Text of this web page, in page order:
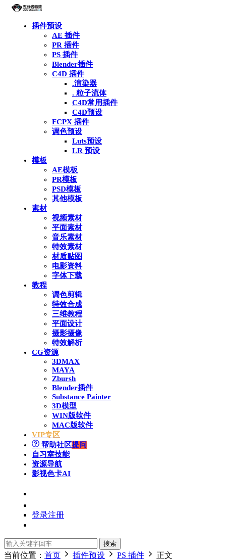
插件预设
AE 插件
PR 插件
PS 插件
Blender插件
C4D 插件
.渲染器
. 粒子流体
C4D常用插件
C4D预设
FCPX 插件
调色预设
Luts预设
LR 预设
模板
AE模板
PR模板
PSD模板
其他模板
素材
视频素材
平面素材
音乐素材
特效素材
材质贴图
电影资料
字体下载
教程
调色剪辑
特效合成
三维教程
平面设计
摄影摄像
特效解析
CG资源
3DMAX
MAYA
Zbursh
Blender插件
Substance Painter
3D模型
WIN版软件
MAC版软件
VIP专区
帮助社区提问
自习室技能
资源导航
影视色卡AI
登录注册
搜索
当前位置： 首页 插件预设 PS 插件 正文